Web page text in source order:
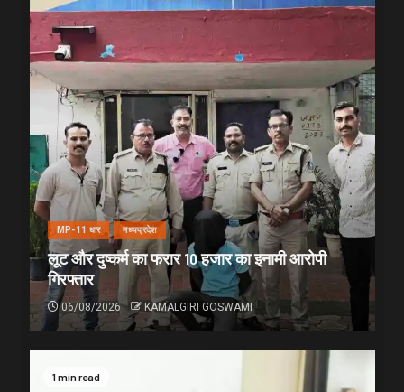
MP-11 धार मध्यप्रदेश
लूट और दुष्कर्म का फरार 10 हजार का इनामी आरोपी
गिरफ्तार
06/08/2026 KAMALGIRI GOSWAMI
1 min read